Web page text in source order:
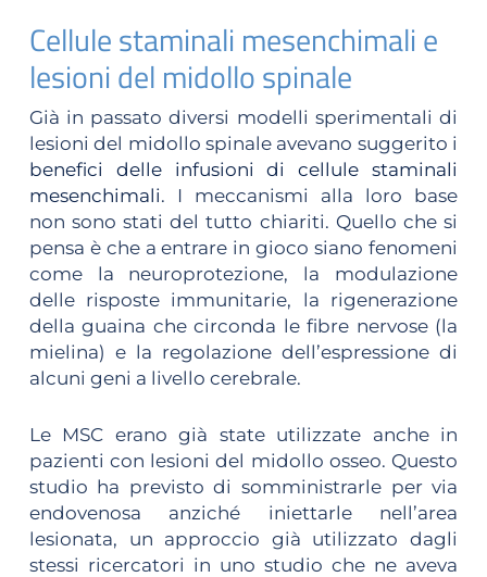
Cellule staminali mesenchimali e
lesioni del midollo spinale
Già in passato diversi modelli sperimentali di
lesioni del midollo spinale avevano suggerito i
benefici delle infusioni di cellule staminali
mesenchimali. I meccanismi alla loro base
non sono stati del tutto chiariti. Quello che si
pensa è che a entrare in gioco siano fenomeni
come la neuroprotezione, la modulazione
delle risposte immunitarie, la rigenerazione
della guaina che circonda le fibre nervose (la
mielina) e la regolazione dell’espressione di
alcuni geni a livello cerebrale.
Le MSC erano già state utilizzate anche in
pazienti con lesioni del midollo osseo. Questo
studio ha previsto di somministrarle per via
endovenosa anziché iniettarle nell’area
lesionata, un approccio già utilizzato dagli
stessi ricercatori in uno studio che ne aveva